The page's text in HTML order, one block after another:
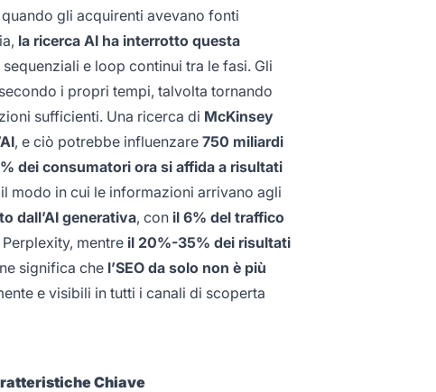
gli acquirenti avevano fonti
la ricerca AI ha interrotto questa
e loop continui tra le fasi. Gli
i propri tempi, talvolta tornando
sufficienti. Una ricerca di McKinsey
, e ciò potrebbe influenzare 750 miliardi
dei consumatori ora si affida a risultati
modo in cui le informazioni arrivano agli
dall’AI generativa, con il 6% del traffico
mentre il 20%-35% dei risultati
significa che l’SEO da solo non è più
e visibili in tutti i canali di scoperta
Chiave